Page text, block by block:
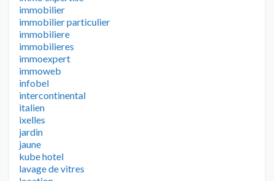
immobilier
immobilier particulier
immobiliere
immobilieres
immoexpert
immoweb
infobel
intercontinental
italien
ixelles
jardin
jaune
kube hotel
lavage de vitres